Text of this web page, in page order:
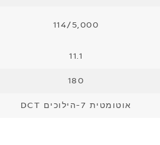
114/5,000
11.1
180
אוטומטית 7-הילוכים DCT